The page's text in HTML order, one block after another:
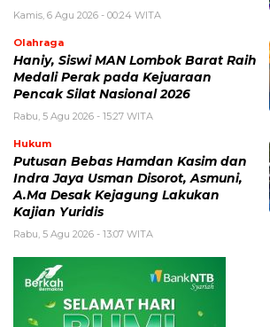
Kamis, 6 Agu 2026 - 00:24 WITA
Olahraga
Haniy, Siswi MAN Lombok Barat Raih
Medali Perak pada Kejuaraan
Pencak Silat Nasional 2026
Rabu, 5 Agu 2026 - 15:27 WITA
Hukum
Putusan Bebas Hamdan Kasim dan
Indra Jaya Usman Disorot, Asmuni,
A.Ma Desak Kejagung Lakukan
Kajian Yuridis
Rabu, 5 Agu 2026 - 13:07 WITA